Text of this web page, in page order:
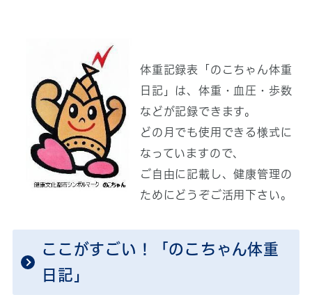
体重記録表「のこちゃん体重
日記」は、体重・血圧・歩数
などが記録できます。
どの月でも使用できる様式に
なっていますので、
ご自由に記載し、健康管理の
ためにどうぞご活用下さい。
ここがすごい！「のこちゃん体重
日記」